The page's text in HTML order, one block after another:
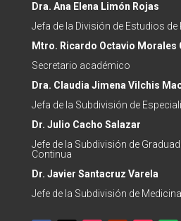
Dra. Ana Elena Limón Rojas
Jefa de la División de Estudios
Mtro. Ricardo Octavio Morales
Secretario académico
Dra. Claudia Jimena Vilchis
Jefa de la Subdivisión de
Dr. Julio Cacho Salazar
Jefe de la Subdivisión de
Continua
Dr. Javier Santacruz Varela
Jefe de la Subdivisión de